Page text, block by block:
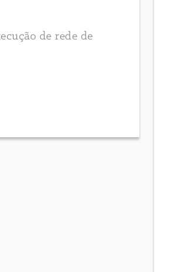
de rede de